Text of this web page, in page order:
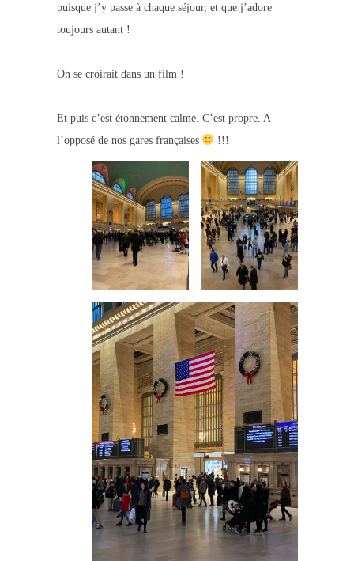
puisque j’y passe à chaque séjour, et que j’adore
toujours autant !
On se croirait dans un film !
Et puis c’est étonnement calme. C’est propre. A
l’opposé de nos gares françaises
!!!